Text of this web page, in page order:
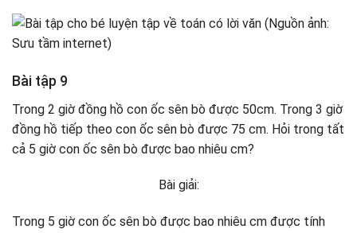
Bài tập 9
Trong 2 giờ đồng hồ con ốc sên bò được 50cm. Trong 3 giờ
đồng hồ tiếp theo con ốc sên bò được 75 cm. Hỏi trong tất
cả 5 giờ con ốc sên bò được bao nhiêu cm?
Bài giải:
Trong 5 giờ con ốc sên bò được bao nhiêu cm được tính